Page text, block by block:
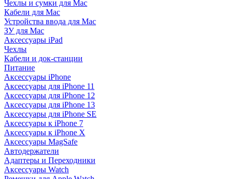
Чехлы и сумки для Mac
Кабели для Mac
Устройства ввода для Mac
ЗУ для Mac
Аксессуары iPad
Чехлы
Кабели и док-станции
Питание
Аксессуары iPhone
Аксессуары для iPhone 11
Аксессуары для iPhone 12
Аксессуары для iPhone 13
Аксессуары для iPhone SE
Аксессуары к iPhone 7
Аксессуары к iPhone X
Аксессуары MagSafe
Автодержатели
Адаптеры и Переходники
Аксессуары Watch